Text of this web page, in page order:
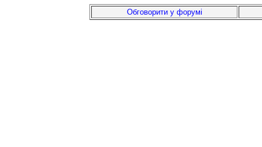
Обговорити у форумі